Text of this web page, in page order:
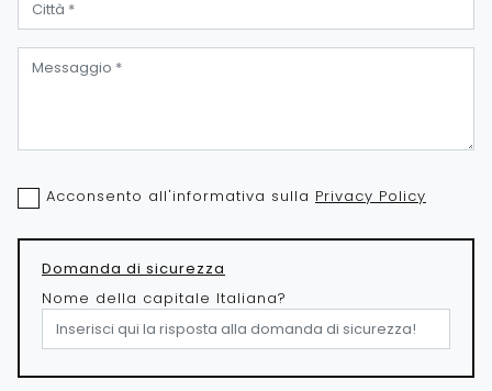
Acconsento all'informativa sulla Privacy Policy
Domanda di sicurezza
Nome della capitale Italiana?